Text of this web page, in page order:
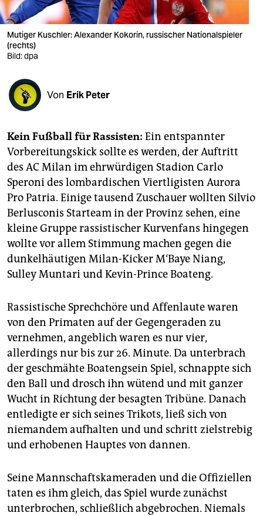
verlag
verlag
veranstaltungen
shop
fragen & hilfe
abo
genossenschaft
epaper login
Mutiger Kuschler: Alexander Kokorin, russischer Nationalspieler
(rechts)
Bild: dpa
Von Erik Peter
Kein Fußball für Rassisten: Ein entspannter
Vorbereitungskick sollte es werden, der Auftritt
des AC Milan im ehrwürdigen Stadion Carlo
Speroni des lombardischen Viertligisten Aurora
Pro Patria. Einige tausend Zuschauer wollten Silvio
Berlusconis Starteam in der Provinz sehen, eine
kleine Gruppe rassistischer Kurvenfans hingegen
wollte vor allem Stimmung machen gegen die
dunkelhäutigen Milan-Kicker M‘Baye Niang,
Sulley Muntari und Kevin-Prince Boateng.
Rassistische Sprechchöre und Affenlaute waren
von den Primaten auf der Gegengeraden zu
vernehmen, angeblich waren es nur vier,
allerdings nur bis zur 26. Minute. Da unterbrach
der geschmähte Boatengsein Spiel, schnappte sich
den Ball und drosch ihn wütend und mit ganzer
Wucht in Richtung der besagten Tribüne. Danach
entledigte er sich seines Trikots, ließ sich von
niemandem aufhalten und und schritt zielstrebig
und erhobenen Hauptes von dannen.
Seine Mannschaftskameraden und die Offiziellen
taten es ihm gleich, das Spiel wurde zunächst
unterbrochen, schließlich abgebrochen. Niemals